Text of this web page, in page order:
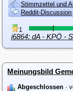
Stimmzettel und
Reddit-Discussion
1
Meinungsbild
Abgeschlossen ·